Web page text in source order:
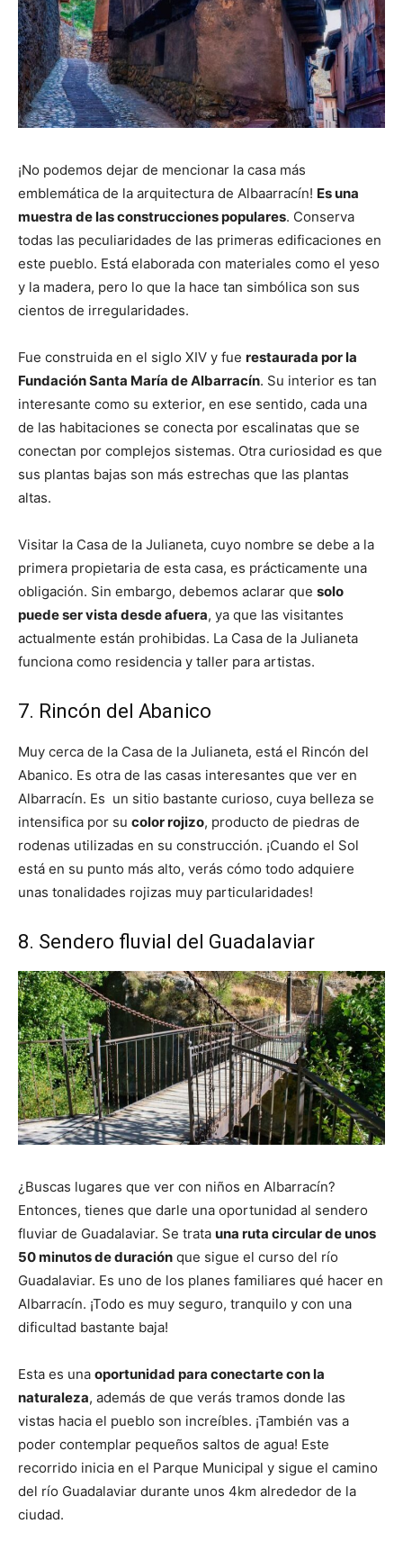
¡No podemos dejar de mencionar la casa más
emblemática de la arquitectura de Albaarracín! Es una
muestra de las construcciones populares. Conserva
todas las peculiaridades de las primeras edificaciones en
este pueblo. Está elaborada con materiales como el yeso
y la madera, pero lo que la hace tan simbólica son sus
cientos de irregularidades.
Fue construida en el siglo XIV y fue restaurada por la
Fundación Santa María de Albarracín. Su interior es tan
interesante como su exterior, en ese sentido, cada una
de las habitaciones se conecta por escalinatas que se
conectan por complejos sistemas. Otra curiosidad es que
sus plantas bajas son más estrechas que las plantas
altas.
Visitar la Casa de la Julianeta, cuyo nombre se debe a la
primera propietaria de esta casa, es prácticamente una
obligación. Sin embargo, debemos aclarar que solo
puede ser vista desde afuera, ya que las visitantes
actualmente están prohibidas. La Casa de la Julianeta
funciona como residencia y taller para artistas.
7. Rincón del Abanico
Muy cerca de la Casa de la Julianeta, está el Rincón del
Abanico. Es otra de las casas interesantes que ver en
Albarracín. Es un sitio bastante curioso, cuya belleza se
intensifica por su color rojizo, producto de piedras de
rodenas utilizadas en su construcción. ¡Cuando el Sol
está en su punto más alto, verás cómo todo adquiere
unas tonalidades rojizas muy particularidades!
8. Sendero fluvial del Guadalaviar
¿Buscas lugares que ver con niños en Albarracín?
Entonces, tienes que darle una oportunidad al sendero
fluviar de Guadalaviar. Se trata una ruta circular de unos
50 minutos de duración que sigue el curso del río
Guadalaviar. Es uno de los planes familiares qué hacer en
Albarracín. ¡Todo es muy seguro, tranquilo y con una
dificultad bastante baja!
Esta es una oportunidad para conectarte con la
naturaleza, además de que verás tramos donde las
vistas hacia el pueblo son increíbles. ¡También vas a
poder contemplar pequeños saltos de agua! Este
recorrido inicia en el Parque Municipal y sigue el camino
del río Guadalaviar durante unos 4km alrededor de la
ciudad.